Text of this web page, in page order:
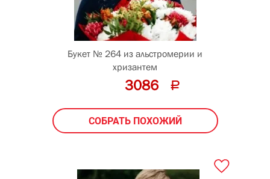
45см
Букет № 264 из альстромерии и
хризантем
3086
СОБРАТЬ ПОХОЖИЙ